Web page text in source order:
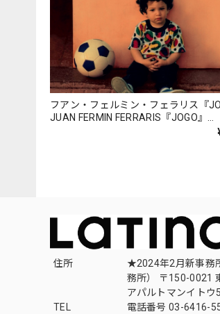
フアン・フェルミン・フェラリス『
JUAN FERMIN FERRARIS『JOGO』
住所
★2024年2月新事務
務所） 〒150-0021
アパルトマンイトウ
TEL
電話番号 03-6416-